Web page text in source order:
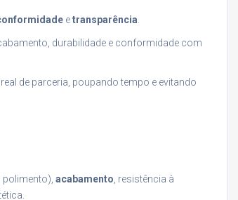
etransparência
durabilidade e conformidade com
de parceria, poupando tempo e evitando
acabamento , resistência à